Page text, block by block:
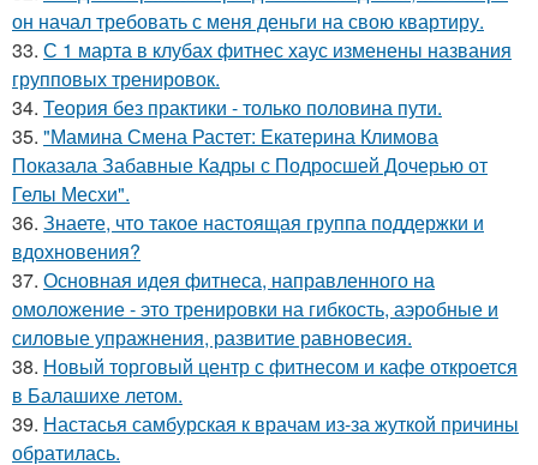
он начал требовать с меня деньги на свою квартиру.
33. С 1 марта в клубах фитнес хаус изменены названия
групповых тренировок.
34. Теория без практики - только половина пути.
35. "Мамина Смена Растет: Екатерина Климова
Показала Забавные Кадры с Подросшей Дочерью от
Гелы Месхи".
36. Знаете, что такое настоящая группа поддержки и
вдохновения?
37. Основная идея фитнеса, направленного на
омоложение - это тренировки на гибкость, аэробные и
силовые упражнения, развитие равновесия.
38. Новый торговый центр с фитнесом и кафе откроется
в Балашихе летом.
39. Настасья самбурская к врачам из-за жуткой причины
обратилась.